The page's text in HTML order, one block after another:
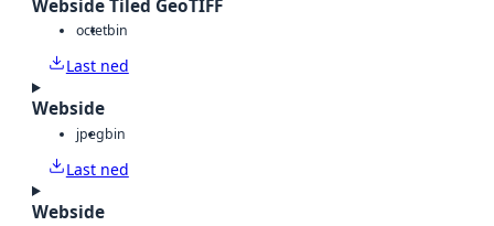
Webside Tiled GeoTIFF
octetbin
Last ned
Webside
jpegbin
Last ned
Webside